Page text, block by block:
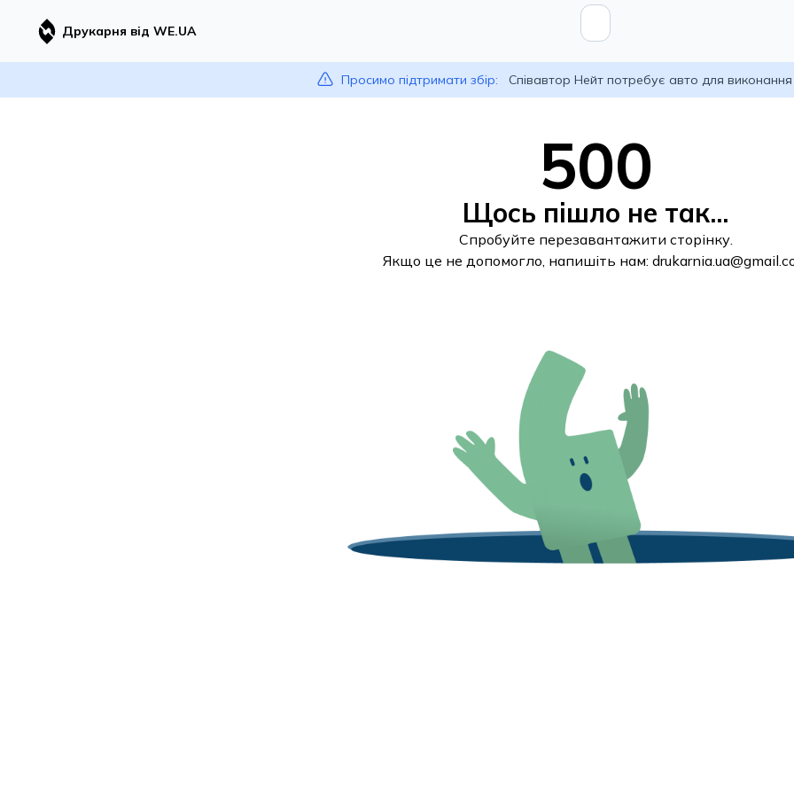
Друкарня від WE.UA
Просимо підтримати збір: Співавтор Нейт потребує авто для
500
Щось пішло не так...
Спробуйте перезавантажити сторінку.
Якщо це не допомогло, напишіть нам: